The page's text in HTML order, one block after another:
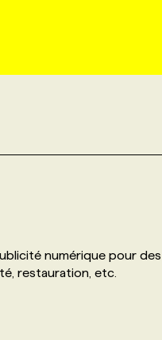
numérique pour des
restauration, etc.